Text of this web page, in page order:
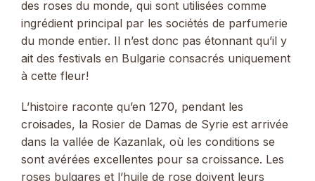
des roses du monde, qui sont utilisées comme
ingrédient principal par les sociétés de parfumerie
du monde entier. Il n’est donc pas étonnant qu’il y
ait des festivals en Bulgarie consacrés uniquement
à cette fleur!
L’histoire raconte qu’en 1270, pendant les
croisades, la Rosier de Damas de Syrie est arrivée
dans la vallée de Kazanlak, où les conditions se
sont avérées excellentes pour sa croissance. Les
roses bulgares et l’huile de rose doivent leurs